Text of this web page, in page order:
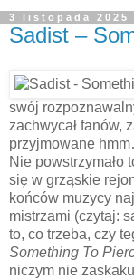
3 listopada 2025
Sadist –
swój
zachwycał fanów,
przyjmowane
Nie powstrzymało
się w grząskie
końców muzycy
mistrzami (czytaj:
to, co trzeba, czy
Something To
niczym nie